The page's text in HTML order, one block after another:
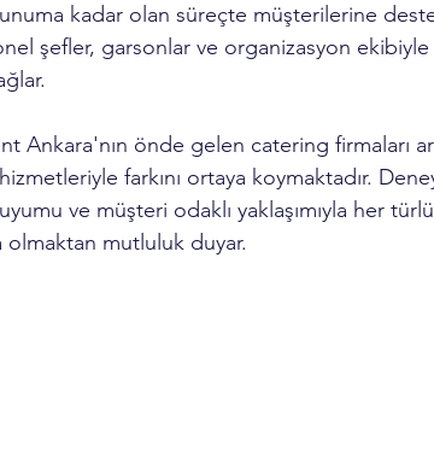
kadar olan süreçte müşterilerine
şefler, garsonlar ve organizasyon
Ankara'nın önde gelen catering firmaları
farkını ortaya koymaktadır.
ve müşteri odaklı yaklaşımıyla her türlü
olmaktan mutluluk duyar.